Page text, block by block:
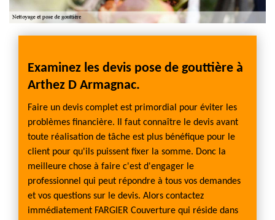
Examinez les devis pose de gouttière à
Arthez D Armagnac.
Faire un devis complet est primordial pour éviter les
problèmes financière. Il faut connaître le devis avant
toute réalisation de tâche est plus bénéfique pour le
client pour qu'ils puissent fixer la somme. Donc la
meilleure chose à faire c'est d'engager le
professionnel qui peut répondre à tous vos demandes
et vos questions sur le devis. Alors contactez
immédiatement FARGIER Couverture qui réside dans